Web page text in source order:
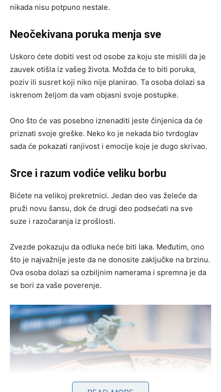
nikada nisu potpuno nestale.
Neočekivana poruka menja sve
Uskoro ćete dobiti vest od osobe za koju ste mislili da je
zauvek otišla iz vašeg života. Možda će to biti poruka,
poziv ili susret koji niko nije planirao. Ta osoba dolazi sa
iskrenom željom da vam objasni svoje postupke.
Ono što će vas posebno iznenaditi jeste činjenica da će
priznati svoje greške. Neko ko je nekada bio tvrdoglav
sada će pokazati ranjivost i emocije koje je dugo skrivao.
Srce i razum vodiće veliku borbu
Bićete na velikoj prekretnici. Jedan deo vas želeće da
pruži novu šansu, dok će drugi deo podsećati na sve
suze i razočaranja iz prošlosti.
Zvezde pokazuju da odluka neće biti laka. Međutim, ono
što je najvažnije jeste da ne donosite zaključke na brzinu.
Ova osoba dolazi sa ozbiljnim namerama i spremna je da
se bori za vaše poverenje.